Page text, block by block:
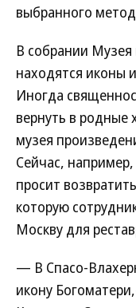
выбранного
В собрании
находятся иконы
Иногда
вернуть в родные
музея
Сейчас,
просит
которую
Москву для
— В Спасо-
икону